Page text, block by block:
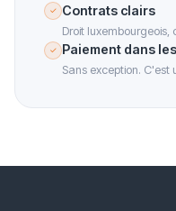
✓ Contrats clairs
Droit luxembourgeois,
✓ Paiement dans
Sans exception. C'est